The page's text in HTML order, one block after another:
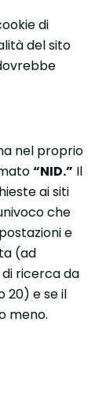
di
del sito
nel proprio
“NID.” Il
ai siti
che
e
(ad
ricerca da
20) e se il
meno.